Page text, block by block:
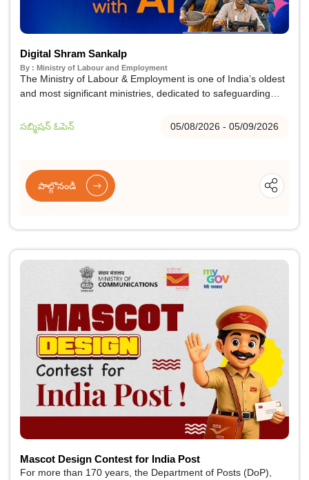
సబ్మిషన్ ఓపెన్ 05/08/2026 - 05/09/2026
Digital Shram Sankalp
By : Ministry of Labour and Employment
The Ministry of Labour & Employment is one of India’s oldest
and most significant ministries, dedicated to safeguarding
economically weaker and disadvantaged sections. It strives to
ensure fair working conditions, enhance workplace well-
పాల్గొనండి
Mascot Design Contest for India Post
For more than 170 years, the Department of Posts (DoP),